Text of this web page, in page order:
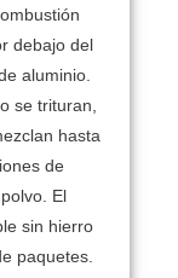
debajo del
aluminio.
se trituran,
hasta
de
El
sin hierro
paquetes.